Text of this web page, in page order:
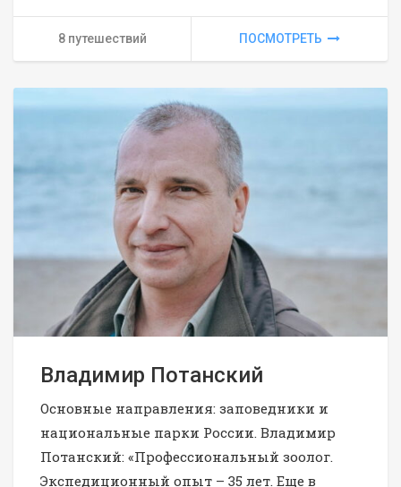
8 путешествий ПОСМОТРЕТЬ
Владимир Потанский
Основные направления: заповедники и
национальные парки России. Владимир
Потанский: «Профессиональный зоолог.
Экспедиционный опыт – 35 лет. Еще в